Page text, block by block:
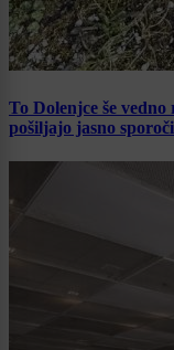
To Dolenjce še
pošiljajo jasno